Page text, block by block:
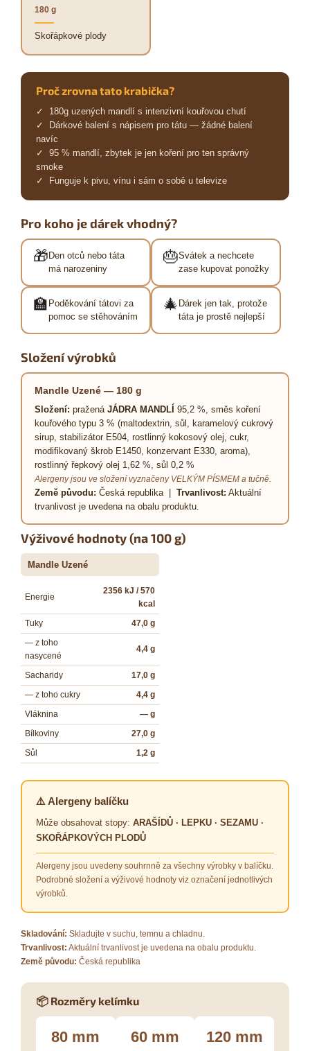
180 g
Skořápkové plody
Proč zrovna tato krabička?
✓ 180g uzených mandlí s intenzivní kouřovou chutí
✓ Dárkové balení s nápisem pro tátu — žádné balení
navíc
✓ 95 % mandlí, zbytek je jen koření pro ten správný
smoke
✓ Funguje k pivu, vínu i sám o sobě u televize
Pro koho je dárek vhodný?
🎁 Den otců nebo táta
má narozeniny
🎂Svátek a nechcete
zase kupovat ponožky
🏫 Poděkování tátovi za
pomoc se stěhováním
🎄 Dárek jen tak, protože
táta je prostě nejlepší
Složení výrobků
Mandle Uzené — 180 g
Složení: pražená JÁDRA MANDLÍ 95,2 %, směs koření
kouřového typu 3 % (maltodextrin, sůl, karamelový cukrový
sirup, stabilizátor E504, rostlinný kokosový olej, cukr,
modifikovaný škrob E1450, konzervant E330, aroma),
rostlinný řepkový olej 1,62 %, sůl 0,2 %
Alergeny jsou ve složení vyznačeny VELKÝM PÍSMEM a tučně.
Země původu: Česká republika | Trvanlivost: Aktuální
trvanlivost je uvedena na obalu produktu.
Výživové hodnoty (na 100 g)
Mandle Uzené
Energie
2356 kJ / 570
kcal
Tuky
47,0 g
— z toho
nasycené
4,4 g
Sacharidy
17,0 g
— z toho cukry
4,4 g
Vláknina
— g
Bílkoviny
27,0 g
Sůl
1,2 g
⚠️ Alergeny balíčku
Může obsahovat stopy: ARAŠÍDŮ · LEPKU · SEZAMU ·
SKOŘÁPKOVÝCH PLODŮ
Alergeny jsou uvedeny souhrnně za všechny výrobky v balíčku.
Podrobné složení a výživové hodnoty viz označení jednotlivých
výrobků.
Skladování: Skladujte v suchu, temnu a chladnu.
Trvanlivost: Aktuální trvanlivost je uvedena na obalu produktu.
Země původu: Česká republika
📦 Rozměry kelímku
80 mm 60 mm 120 mm